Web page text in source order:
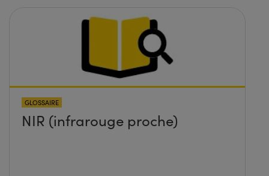
GLOSSAIRE
NIR (infrarouge proche)